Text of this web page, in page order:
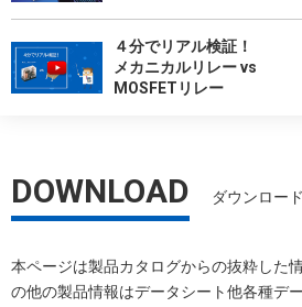
４分でリアル検証！
メカニカルリレー vs
MOSFETリレー
DOWNLOAD ダウンロード
本ページは製品カタログからの抜粋した
の他の製品情報はデータシート他各種デ